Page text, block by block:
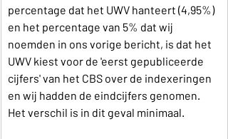
percentage dat het UWV hanteert (4,95%)
en het percentage van 5% dat wij
noemden in ons vorige bericht, is dat het
UWV kiest voor de 'eerst gepubliceerde
cijfers' van het CBS over de indexeringen
en wij hadden de eindcijfers genomen.
Het verschil is in dit geval minimaal.